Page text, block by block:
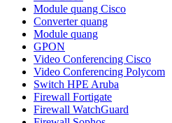
Module quang Cisco
Converter quang
Module quang
GPON
Video Conferencing Cisco
Video Conferencing Polycom
Switch HPE Aruba
Firewall Fortigate
Firewall WatchGuard